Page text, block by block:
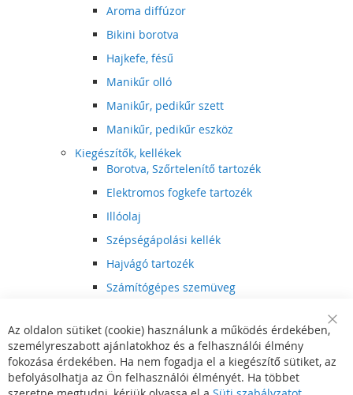
Aroma diffúzor
Bikini borotva
Hajkefe, fésű
Manikűr olló
Manikűr, pedikűr szett
Manikűr, pedikűr eszköz
Kiegészítők, kellékek
Borotva, Szőrtelenítő tartozék
Elektromos fogkefe tartozék
Illóolaj
Szépségápolási kellék
Hajvágó tartozék
Számítógépes szemüveg
Hajvágó kiegészítő
Szórakoztató elektronika
Multimédia
DVD, BluRay lejátszó
Bar
Az oldalon sütiket (cookie) használunk a működés érdekében,
személyreszabott ajánlatokhoz és a felhasználói élmény
fokozása érdekében. Ha nem fogadja el a kiegészítő sütiket, az
befolyásolhatja az Ön felhasználói élményét. Ha többet